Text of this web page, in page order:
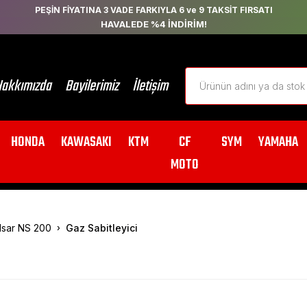
PEŞİN FİYATINA 3 VADE FARKIYLA 6 ve 9 TAKSİT FIRSATI
HAVALEDE %4 İNDİRİM!
Bayilerimiz İletişim
HONDA KAWASAKI KTM
CF
MOTO
SYM YAMAHA
NS 200 Gaz Sabitleyici